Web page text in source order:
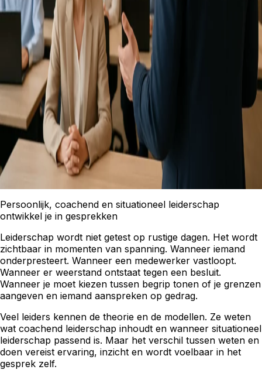
Persoonlijk, coachend en situationeel leiderschap
ontwikkel je in gesprekken
Leiderschap wordt niet getest op rustige dagen. Het wordt
zichtbaar in momenten van spanning. Wanneer iemand
onderpresteert. Wanneer een medewerker vastloopt.
Wanneer er weerstand ontstaat tegen een besluit.
Wanneer je moet kiezen tussen begrip tonen of je grenzen
aangeven en iemand aanspreken op gedrag.
Veel leiders kennen de theorie en de modellen. Ze weten
wat coachend leiderschap inhoudt en wanneer situationeel
leiderschap passend is. Maar het verschil tussen weten en
doen vereist ervaring, inzicht en wordt voelbaar in het
gesprek zelf.